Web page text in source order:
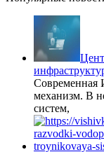
Современная
механизм. В
систем,